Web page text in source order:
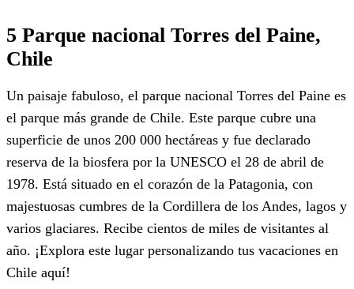
5 Parque nacional Torres del Paine,
Chile
Un paisaje fabuloso, el parque nacional Torres del Paine es
el parque más grande de Chile. Este parque cubre una
superficie de unos 200 000 hectáreas y fue declarado
reserva de la biosfera por la UNESCO el 28 de abril de
1978. Está situado en el corazón de la Patagonia, con
majestuosas cumbres de la Cordillera de los Andes, lagos y
varios glaciares. Recibe cientos de miles de visitantes al
año. ¡Explora este lugar personalizando tus vacaciones en
Chile aquí!